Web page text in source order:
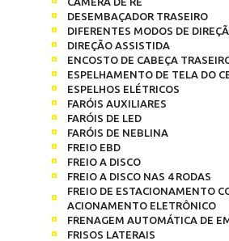
DESEMBAÇADOR TRASEIRO
DIFERENTES MODOS DE
DIREÇÃO ASSISTIDA
ENCOSTO DE CABEÇA
ESPELHAMENTO DE TELA DO
ESPELHOS ELÉTRICOS
FARÓIS AUXILIARES
FARÓIS DE LED
FARÓIS DE NEBLINA
FREIO EBD
FREIO A DISCO
FREIO A DISCO NAS 4 RODAS
FREIO DE ESTACIONAMENTO
ACIONAMENTO ELETRÔNICO
FRENAGEM AUTOMÁTICA DE
FRISOS LATERAIS